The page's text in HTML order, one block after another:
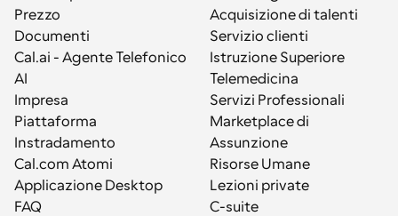
Prezzo
Documenti
Cal.ai - Agente Telefonico
AI
Impresa
Piattaforma
Instradamento
Cal.com Atomi
Applicazione Desktop
FAQ
Acquisizione di talenti
Servizio clienti
Istruzione Superiore
Telemedicina
Servizi Professionali
Marketplace di
Assunzione
Risorse Umane
Lezioni private
C-suite